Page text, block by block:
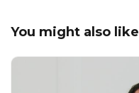
You might also like